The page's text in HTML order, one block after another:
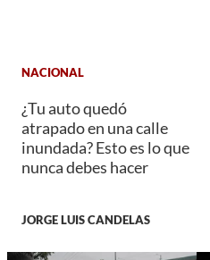
NACIONAL
¿Tu auto quedó
atrapado en una calle
inundada? Esto es lo que
nunca debes hacer
JORGE LUIS CANDELAS